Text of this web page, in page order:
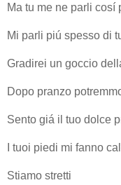
Ma tu me ne parli cosí
Mi parli piú spesso di
Gradirei un goccio
Dopo pranzo
Sento giá il tuo dolce
I tuoi piedi mi fanno
Stiamo stretti